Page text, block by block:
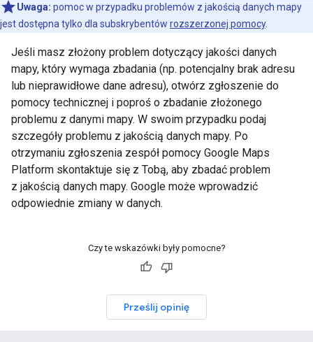
Uwaga: pomoc w przypadku problemów z jakością danych mapy
jest dostępna tylko dla subskrybentów rozszerzonej pomocy.
Jeśli masz złożony problem dotyczący jakości danych
mapy, który wymaga zbadania (np. potencjalny brak adresu
lub nieprawidłowe dane adresu), otwórz zgłoszenie do
pomocy technicznej i poproś o zbadanie złożonego
problemu z danymi mapy. W swoim przypadku podaj
szczegóły problemu z jakością danych mapy. Po
otrzymaniu zgłoszenia zespół pomocy Google Maps
Platform skontaktuje się z Tobą, aby zbadać problem
z jakością danych mapy. Google może wprowadzić
odpowiednie zmiany w danych.
Czy te wskazówki były pomocne?
Prześlij opinię